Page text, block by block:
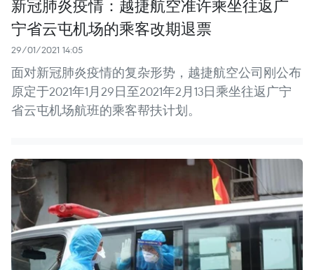
新冠肺炎疫情：越捷航空准许乘坐往返广
宁省云屯机场的乘客改期退票
29/01/2021 14:05
面对新冠肺炎疫情的复杂形势，越捷航空公司刚公布
原定于2021年1月29日至2021年2月13日乘坐往返广宁
省云屯机场航班的乘客帮扶计划。